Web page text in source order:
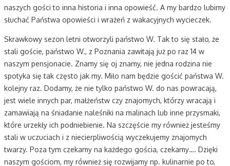
naszych gości to inna historia i inna opowieść. A my bardzo lubimy
słuchać Państwa opowieści i wrażeń z wakacyjnych wycieczek.
Skrawkowy sezon letni otworzyli państwo W. Tak to się stało, że
stali goście, państwo W., z Poznania zawitają już po raz 14 w
naszym pensjonacie. Znamy się oj znamy, nie jedna rodzina nie
spotyka się tak często jak my. Miło nam będzie gościć państwa W.
kolejny raz. Dodamy, że nie tylko państwo W. do nas powracają,
jest wiele innych par, małżeństw czy znajomych, którzy wracają i
zamawiają na śniadanie naleśniki na malinach lub inne przysmaki,
które urzekły ich podniebienie. Na szczęście my również jesteśmy
stali w uczuciach i z niecierpliwością wyczekujemy znajomych
twarzy. Poza tym czekamy na każdego gościa, czekamy…. Dzięki
naszym gościom, my również się rozwijamy np. kulinarnie po to,